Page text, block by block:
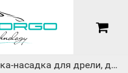
Щетка-насадка для дрели, для чистки ковров автомобиля, мягкий ворс KLCB, 1шт